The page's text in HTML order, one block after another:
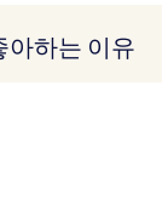
아하는 이유